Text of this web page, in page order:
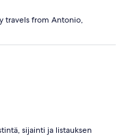
travels from Antonio,
sijainti ja listauksen